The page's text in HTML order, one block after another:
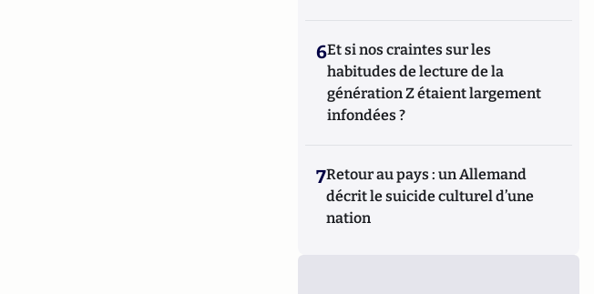
6Et si nos craintes sur les
habitudes de lecture de la
génération Z étaient largement
infondées ?
7Retour au pays : un Allemand
décrit le suicide culturel d’une
nation